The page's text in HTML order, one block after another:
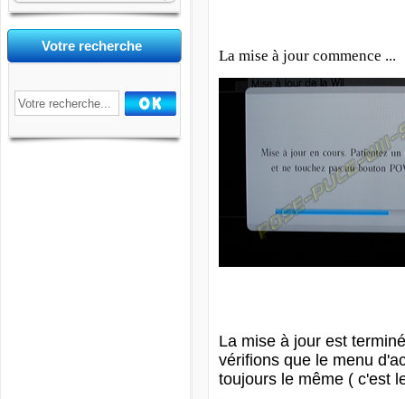
Votre recherche
La mise à jour commence ...
La mise à jour est
vérifions que le menu
toujours le même ( c'est